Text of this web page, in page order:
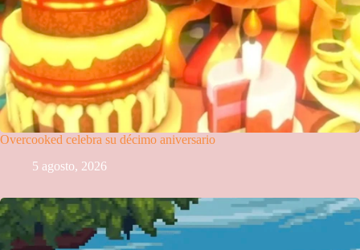
Overcooked celebra su décimo aniversario
5 agosto, 2026